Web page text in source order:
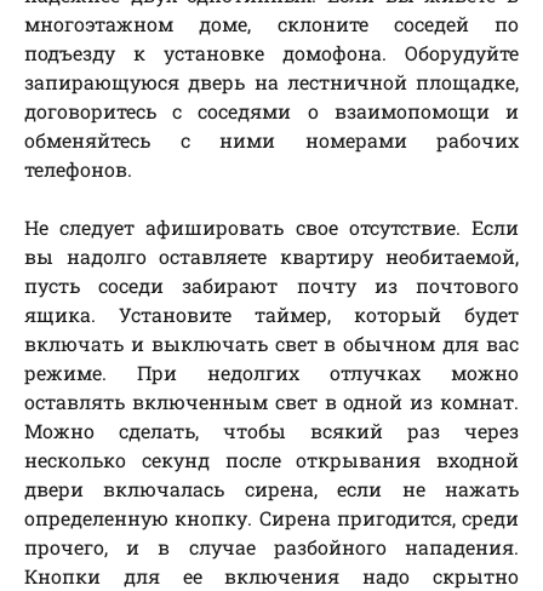
многоэтажном доме, склоните соседей по
подъезду к установке домофона. Оборудуйте
запирающуюся дверь на лестничной площадке,
договоритесь с соседями о взаимопомощи и
обменяйтесь с ними номерами рабочих
телефонов.
Не следует афишировать свое отсутствие. Если
вы надолго оставляете квартиру необитаемой,
пусть соседи забирают почту из почтового
ящика. Установите таймер, который будет
включать и выключать свет в обычном для вас
режиме. При недолгих отлучках можно
оставлять включенным свет в одной из комнат.
Можно сделать, чтобы всякий раз через
несколько секунд после открывания входной
двери включалась сирена, если не нажать
определенную кнопку. Сирена пригодится, среди
прочего, и в случае разбойного нападения.
Кнопки для ее включения надо скрытно